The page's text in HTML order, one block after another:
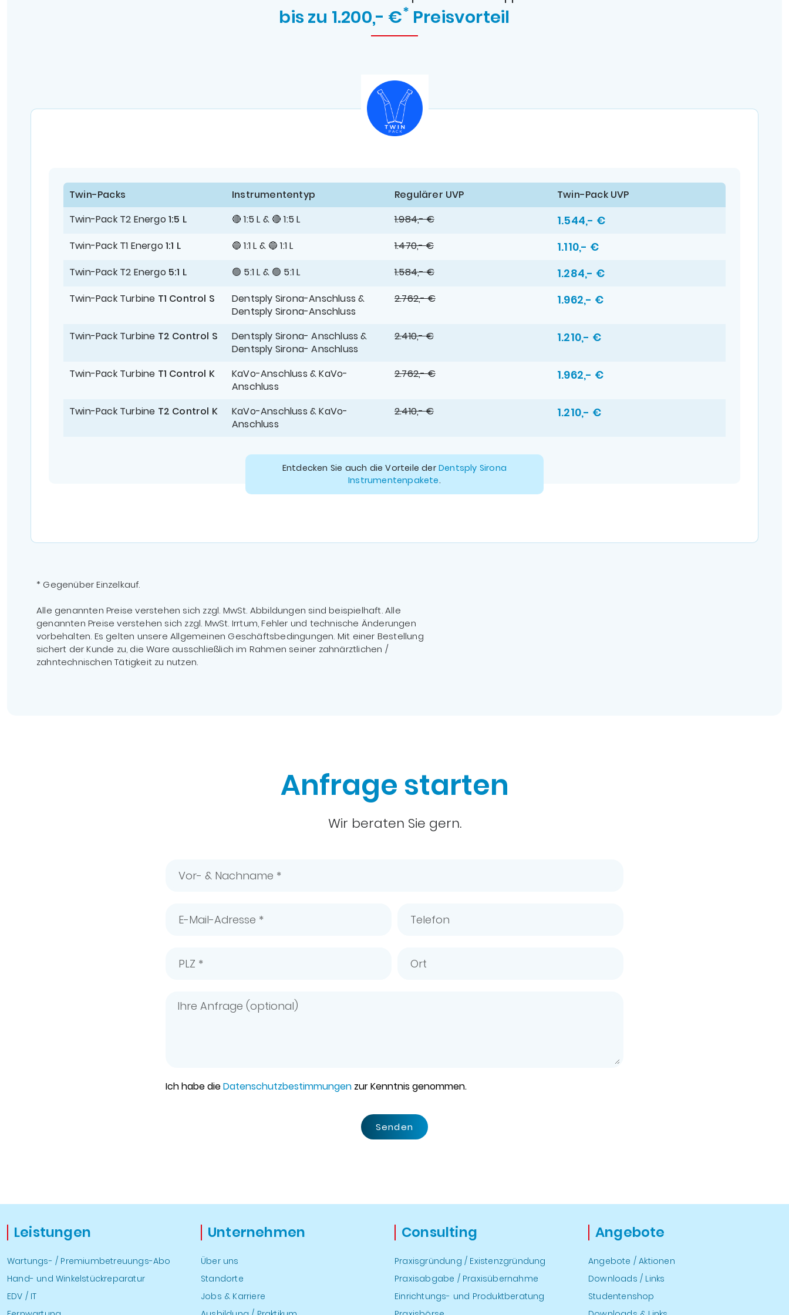
bis zu 1.200,- €* Preisvorteil
Twin-Packs Instru­menten­typ Regulärer UVP
Twin-Pack UVP
Twin-Pack T2 Energo1:5 L 🔴 1:5 L & 🔴 1:5 L 1.984,- € 1.544,- €
Twin-Pack T1 Energo1:1 L 🔵 1:1 L & 🔵 1:1 L 1.470,- € 1.110,- €
Twin-Pack T2 Energo 5:1 L 🟢 5:1 L & 🟢 5:1 L 1.584,- € 1.284,- €
Twin-Pack Turbine T1 Control S
Dentsply Sirona-Anschluss &
Dentsply Sirona-Anschluss
2.762,- € 1.962,- €
Twin-Pack Turbine T2 Control S
Dentsply Sirona- Anschluss &
Dentsply Sirona- Anschluss
2.410,- € 1.210,- €
Twin-Pack Turbine T1 Control K
KaVo-Anschluss & KaVo-
Anschluss
2.762,- € 1.962,- €
Twin-Pack Turbine T2 Control K
KaVo-Anschluss & KaVo-
Anschluss
2.410,- € 1.210,- €
Entdecken Sie auch die Vorteile derDentsply Sirona
Instrumentenpakete.
* Gegenüber Einzelkauf.
Alle genannten Preise verstehen sich zzgl. MwSt. Abbildungen sind beispielhaft. Alle
genannten Preise verstehen sich zzgl. MwSt. Irrtum, Fehler und technische Änderungen
vorbehalten. Es gelten unsere Allgemeinen Geschäftsbedingungen. Mit einer Bestellung
sichert der Kunde zu, die Ware ausschließlich im Rahmen seiner zahnärztlichen /
zahntechnischen Tätigkeit zu nutzen.
Anfrage starten
Wir beraten Sie gern.
Ich habe dieDatenschutzbestimmungen zur Kenntnis genommen.
Senden
Leistungen
Wartungs- / Premiumbetreuungs-Abo
Hand- und Winkelstückreparatur
EDV / IT
Unternehmen
Über uns
Standorte
Jobs & Karriere
Consulting
Praxisgründung / Existenzgründung
Praxisabgabe / Praxisübernahme
Einrichtungs- und Produktberatung
Angebote
Angebote / Aktionen
Downloads / Links
Studentenshop